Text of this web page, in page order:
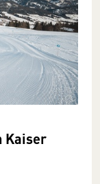
Kaiser